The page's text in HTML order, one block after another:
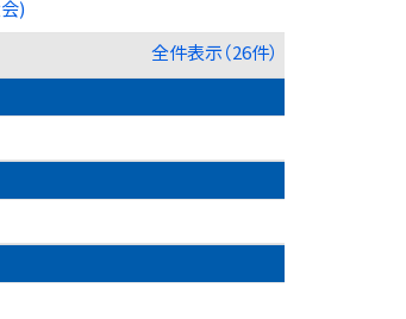
)
全件表示（26件）